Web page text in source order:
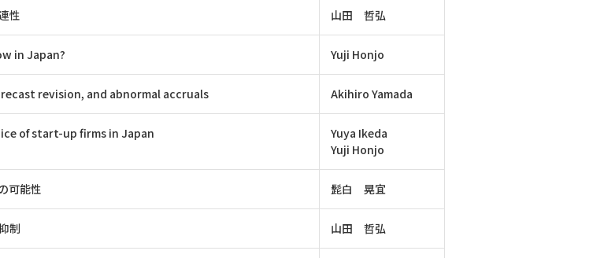
性 山田 哲弘
in Japan? Yuji Honjo
revision, and abnormal accruals Akihiro Yamada
of start-up firms in Japan
Yuya Ikeda
Yuji Honjo
可能性 髭白 晃宜
制 山田 哲弘